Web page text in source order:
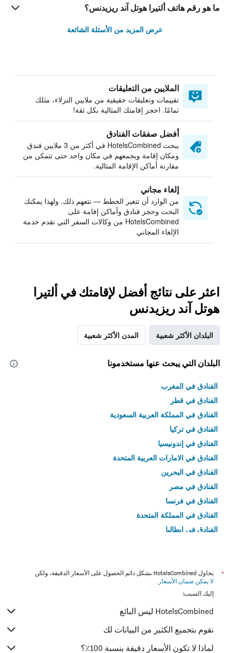
ما هو رقم هاتف ألتيرا هوتل آند ريزيدنس؟
عرض المزيد من الأسئلة الشائعة
الملايين من التعليقات
تقييمات وتعليقات حقيقية من ملايين النزلاء، مثلك
تمامًا. احجز إقامتك المثالية بكل ثقة!
أفضل صفقات الفنادق
يبحث HotelsCombined في أكثر من 3 ملايين فندق
ومكان إقامة ويجمعهم في مكان واحد حتى تتمكن من
مقارنة أماكن الإقامة المثالية.
إلغاء مجاني
من الوارد أن تتغير الخطط — نتفهم ذلك. ولهذا يمكنك
البحث وحجز فنادق وأماكن إقامة على
HotelsCombined من وكالات السفر التي تقدم خدمة
الإلغاء المجاني
اعثر على نتائج أفضل لإقامتك في ألتيرا
هوتل آند ريزيدنس
البلدان الأكثر شعبية المدن الأكثر شعبية
البلدان التي يبحث عنها مستخدمونا
الفنادق في المغرب
الفنادق في قطر
الفنادق في المملكة العربية السعودية
الفنادق في تركيا
الفنادق في إندونيسيا
الفنادق في الامارات العربية المتحدة
الفنادق في البحرين
الفنادق في مصر
الفنادق في فرنسا
الفنادق في المملكة المتحدة
الفنادق في إيطاليا
*
يحاول HotelsCombined بشكل دائم الحصول على الأسعار الدقيقة، ولكن
لا يمكن ضمان الأسعار .
إليك السبب:
HotelsCombined ليس البائع
نقوم بتجميع الكثير من البيانات لك
لماذا لا تكون الأسعار دقيقة بنسبة 100٪؟